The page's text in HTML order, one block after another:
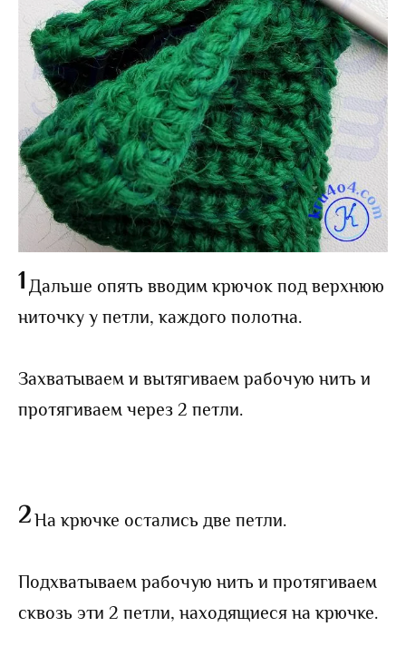
1 Дальше опять вводим крючок под верхнюю
ниточку у петли, каждого полотна.
Захватываем и вытягиваем рабочую нить и
протягиваем через 2 петли.
2На крючке остались две петли.
Подхватываем рабочую нить и протягиваем
сквозь эти 2 петли, находящиеся на крючке.